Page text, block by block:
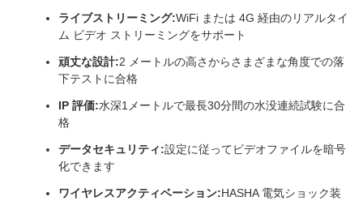
ライブストリーミング:WiFi または 4G 経由のリアルタイ
ム ビデオ ストリーミングをサポート
頑丈な設計:2 メートルの高さからさまざまな角度での落
下テストに合格
IP 評価:水深1メートルで最長30分間の水没連続試験に合
格
データセキュリティ:設定に従ってビデオファイルを暗号
化できます
ワイヤレスアクティベーション:HASHA 電気ショック装